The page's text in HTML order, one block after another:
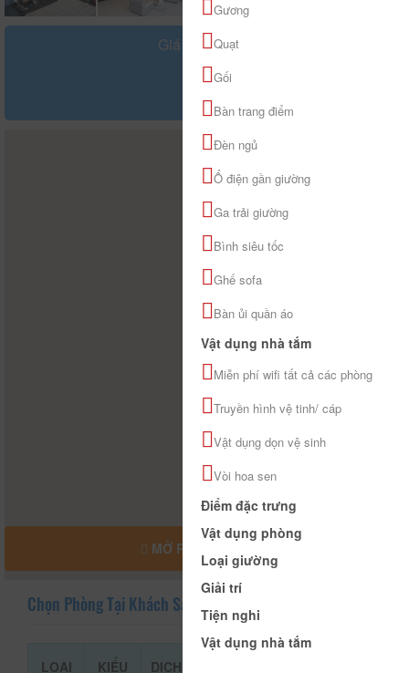
Giá tham khảo
đ
MỞ RỘNG BẢN ĐỒ
Chọn Phòng Tại Khách Sạn Hanah
LOẠI
KIỂU
DỊCH
Gương
Quạt
Gối
Bàn trang điểm
Đèn ngủ
Ổ điện gần giường
Ga trải giường
Bình siêu tốc
Ghế sofa
Bàn ủi quần áo
Vật dụng nhà tắm
Miễn phí wifi tất cả các phòng
Truyền hình vệ tinh/ cáp
Vật dụng dọn vệ sinh
Vòi hoa sen
Điểm đặc trưng
Vật dụng phòng
Loại giường
Giải trí
Tiện nghi
Vật dụng nhà tắm